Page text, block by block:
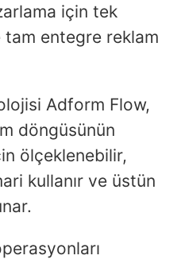
için tek
tam entegre reklam
Adform Flow,
döngüsünün
ölçeklenebilir,
kullanır ve üstün